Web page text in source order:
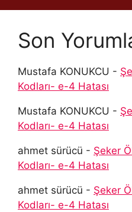
Son
Mustafa KONUKCU -
Kodları- e-4 Hatası
Mustafa KONUKCU -
Kodları- e-4 Hatası
ahmet sürücü - Şeker
Kodları- e-4 Hatası
ahmet sürücü - Şeker
Kodları- e-4 Hatası